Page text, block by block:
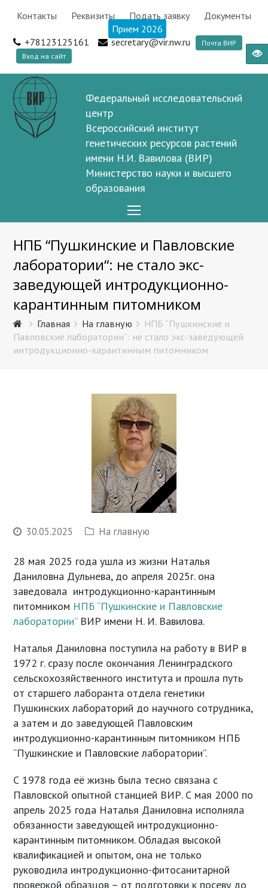
Контакты Реквизиты Подать заявку
Документы
Прием 2026
+78123125161
secretary@vir.nw.ru
Почта ВИР
Вход на сайт
Федеральный исследовательский
центр
Всероссийский институт
генетических ресурсов растений
имени Н.И. Вавилова (ВИР)
Министерство науки и высшего
образования
Menu
НПБ “Пушкинские и Павловские
лаборатории“: не стало экс-
заведующей интродукционно-
карантинным питомником
Главная На главную
НПБ “Пушкинские и
Павловские лаборатории“: не стало экс-заведующей
интродукционно-карантинным питомником
30.05.2025 На главную
28 мая 2025 года ушла из жизни Наталья
Даниловна Дульнева, до апреля 2025г. она
заведовала интродукционно-карантинным
питомником НПБ “Пушкинские и Павловские
лаборатории”ВИР имени Н. И. Вавилова.
Наталья Даниловна поступила на работу в ВИР в
1972 г. сразу после окончания Ленинградского
сельскохозяйственного института и прошла путь
от старшего лаборанта отдела генетики
Пушкинских лабораторий до научного сотрудника,
а затем и до заведующей Павловским
интродукционно-карантинным питомником НПБ
“Пушкинские и Павловские лаборатории”.
С 1978 года её жизнь была тесно связана с
Павловской опытной станцией ВИР. С мая 2000 по
апрель 2025 года Наталья Даниловна исполняла
обязанности заведующей интродукционно-
карантинным питомником. Обладая высокой
квалификацией и опытом, она не только
руководила интродукционно-фитосанитарной
проверкой образцов – от подготовки к посеву до